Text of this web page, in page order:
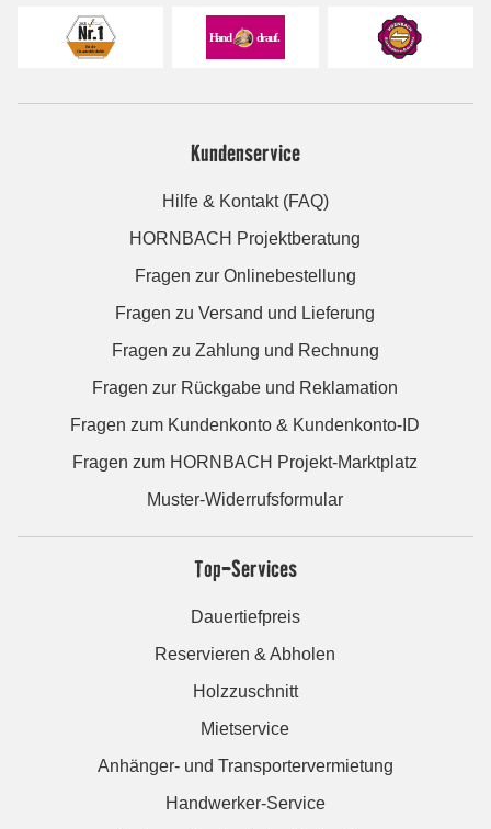
Kundenservice
Hilfe & Kontakt (FAQ)
HORNBACH Projektberatung
Fragen zur Onlinebestellung
Fragen zu Versand und Lieferung
Fragen zu Zahlung und Rechnung
Fragen zur Rückgabe und Reklamation
Fragen zum Kundenkonto & Kundenkonto-ID
Fragen zum HORNBACH Projekt-Marktplatz
Muster-Widerrufsformular
Top-Services
Dauertiefpreis
Reservieren & Abholen
Holzzuschnitt
Mietservice
Anhänger- und Transportervermietung
Handwerker-Service